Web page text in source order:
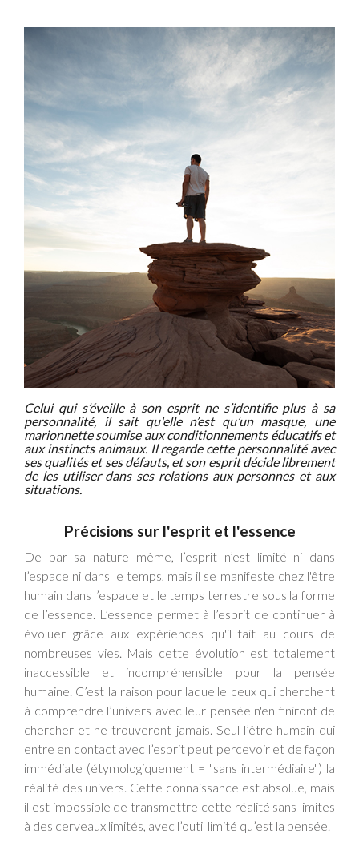
Celui qui s’éveille à son esprit ne s’identifie plus à sa
personnalité, il sait qu'elle n’est qu’un masque, une
marionnette soumise aux conditionnements éducatifs et
aux instincts animaux. Il regarde cette personnalité avec
ses qualités et ses défauts, et son esprit décide librement
de les utiliser dans ses relations aux personnes et aux
situations.
Précisions sur l'esprit et l'essence
De par sa nature même, l’esprit n’est limité ni dans
l’espace ni dans le temps, mais il se manifeste chez l'être
humain dans l’espace et le temps terrestre sous la forme
de l’essence. L’essence permet à l’esprit de continuer à
évoluer grâce aux expériences qu'il fait au cours de
nombreuses vies. Mais cette évolution est totalement
inaccessible et incompréhensible pour la pensée
humaine. C’est la raison pour laquelle ceux qui cherchent
à comprendre l’univers avec leur pensée n'en finiront de
chercher et ne trouveront jamais. Seul l’être humain qui
entre en contact avec l’esprit peut percevoir et de façon
immédiate (étymologiquement = "sans intermédiaire") la
réalité des univers. Cette connaissance est absolue, mais
il est impossible de transmettre cette réalité sans limites
à des cerveaux limités, avec l’outil limité qu’est la pensée.